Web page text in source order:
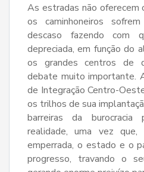
As estradas não oferecem
os caminhoneiros
descaso fazendo com
depreciada, em função do
os grandes centros de
debate muito importante.
de Integração Centro-
os trilhos de sua
barreiras da
realidade, uma vez que,
emperrada, o estado e o
progresso, travando o